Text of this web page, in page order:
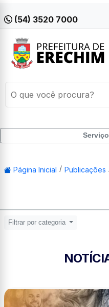
(54) 3520 7000
Página Inicial Publicações
Filtrar por categoria